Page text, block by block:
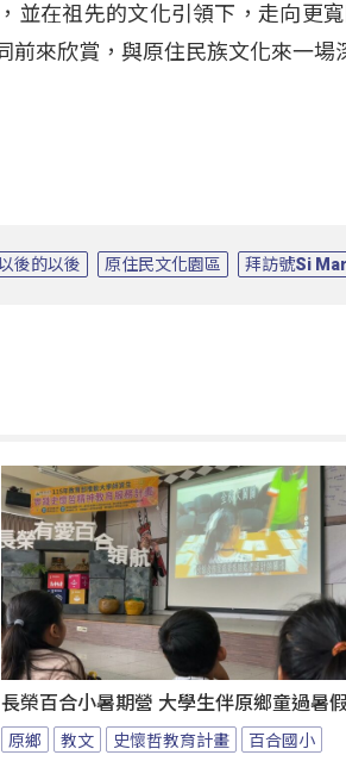
並在祖先的文化引領下，走向更
前來欣賞，與原住民族文化來一場
後的以後 原住民文化園區 拜訪號Si
長榮百合小暑期營 大學生伴原鄉童過暑假
原鄉 教文 史懷哲教育計畫 百合國小